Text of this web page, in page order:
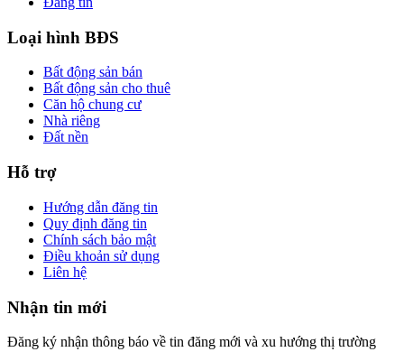
Loại hình BĐS
Bất động sản bán
Bất động sản cho thuê
Căn hộ chung cư
Nhà riêng
Đất nền
Hỗ trợ
Hướng dẫn đăng tin
Quy định đăng tin
Chính sách bảo mật
Điều khoản sử dụng
Liên hệ
Nhận tin mới
Đăng ký nhận thông báo về tin đăng mới và xu hướng thị trường